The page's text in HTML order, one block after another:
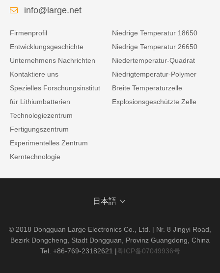
info@large.net
Firmenprofil
Entwicklungsgeschichte
Unternehmens Nachrichten
Kontaktiere uns
Spezielles Forschungsinstitut
für Lithiumbatterien
Technologiezentrum
Fertigungszentrum
Experimentelles Zentrum
Kerntechnologie
Niedrige Temperatur 18650
Niedrige Temperatur 26650
Niedertemperatur-Quadrat
Niedrigtemperatur-Polymer
Breite Temperaturzelle
Explosionsgeschützte Zelle
日本語
© 2018 Dongguan Large Electronics Co., Ltd. | Nr. 8 Jingyi Road,
Bezirk Dongcheng, Stadt Dongguan, Provinz Guangdong, China
Tel. +86-769-23182621 |粤ICP备07049936号